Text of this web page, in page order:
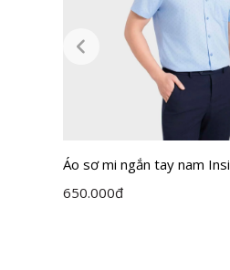
Áo sơ mi ngắn tay nam
Perfect Fit ISS303MAH0
650.000đ